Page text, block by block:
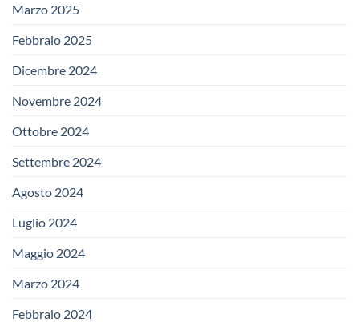
Marzo 2025
Febbraio 2025
Dicembre 2024
Novembre 2024
Ottobre 2024
Settembre 2024
Agosto 2024
Luglio 2024
Maggio 2024
Marzo 2024
Febbraio 2024